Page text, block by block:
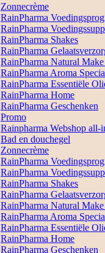
Zonnecrème
RainPharma
RainPharma
RainPharma Shakes
RainPharma
RainPharma Natural
RainPharma Aroma
RainPharma Essentiële
RainPharma Home
RainPharma Geschenken
Promo
Rainpharma Webshop all-
Bad en douchegel
Zonnecrème
RainPharma
RainPharma
RainPharma Shakes
RainPharma
RainPharma Natural
RainPharma Aroma
RainPharma Essentiële
RainPharma Home
RainPharma Geschenken